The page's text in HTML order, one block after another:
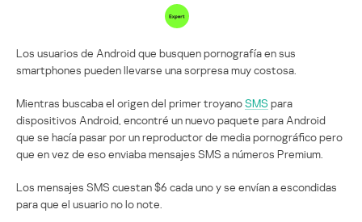
Los usuarios de Android que busquen pornografía en sus
smartphones pueden llevarse una sorpresa muy costosa.
Mientras buscaba el origen del primer troyanoSMS para
dispositivos Android, encontré un nuevo paquete para Android
que se hacía pasar por un reproductor de media pornográfico pero
que en vez de eso enviaba mensajes SMS a números Premium.
Los mensajes SMS cuestan $6 cada uno y se envían a escondidas
para que el usuario no lo note.